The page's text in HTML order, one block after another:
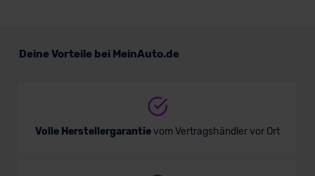
Deine Vorteile bei MeinAuto.de
Volle Herstellergarantievom Vertragshändler vor Ort